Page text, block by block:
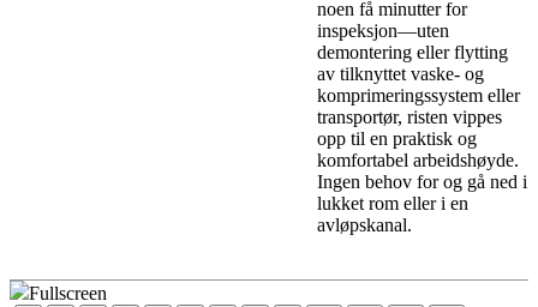
noen få minutter for
inspeksjon—uten
demontering eller flytting
av tilknyttet vaske- og
komprimeringssystem eller
transportør, risten vippes
opp til en praktisk og
komfortabel arbeidshøyde.
Ingen behov for og gå ned i
lukket rom eller i en
avløpskanal.
Fullscreen